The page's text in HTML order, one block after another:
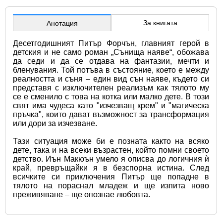
Анотация За книгата
Десетгодишният Питър Форчън, главният герой в
детския и не само роман „Сънища наяве“, обожава
да седи и да се отдава на фантазии, мечти и
бленувания. Той потъва в състояние, което е между
реалността и съня – един вид сън наяве, където си
представя с изключителен реализъм как тялото му
се е сменило с това на котка или малко дете. В този
свят има чудеса като "изчезващ крем" и "магическа
пръчка", които дават възможност за трансформация
или дори за изчезване.
Тази ситуация може би е позната както на всяко
дете, така и на всеки възрастен, който помни своето
детство. Иън Макюън умело я описва до логичния ѝ
край, превръщайки я в безспорна истина. След
всичките си приключения Питър ще попадне в
тялото на пораснал младеж и ще изпита ново
преживяване – ще опознае любовта.